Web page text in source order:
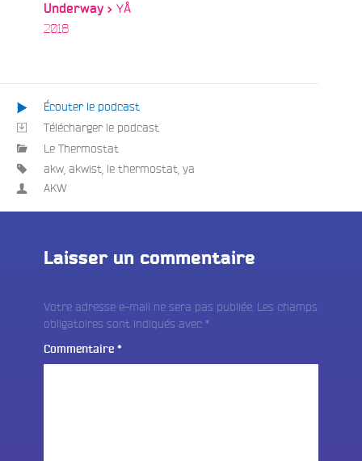
Underway > YÅ
2018/
Écouter le podcast
Télécharger le podcast
Le Thermostat
akw akwist le thermostat ya
AKW
Laisser un commentaire
Votre adresse e-mail ne sera pas publiée. Les champs
obligatoires sont indiqués avec *
Commentaire *